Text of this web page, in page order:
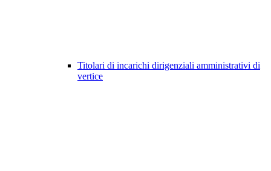
Titolari di incarichi dirigenziali amministrativi di
vertice